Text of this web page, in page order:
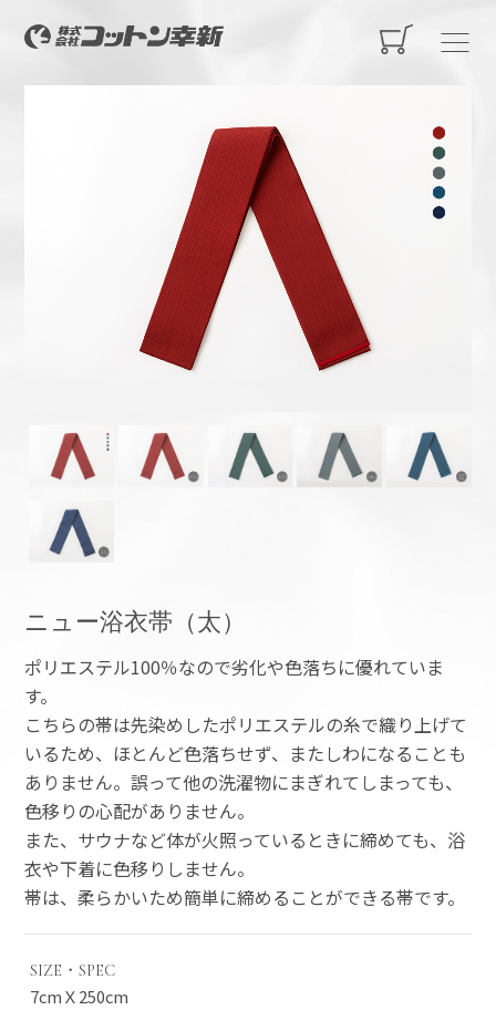
ニュー浴衣帯（太）
ポリエステル100％なので劣化や色落ちに優れていま
す。
こちらの帯は先染めしたポリエステルの糸で織り上げて
いるため、ほとんど色落ちせず、またしわになることも
ありません。誤って他の洗濯物にまぎれてしまっても、
色移りの心配がありません。
また、サウナなど体が火照っているときに締めても、浴
衣や下着に色移りしません。
帯は、柔らかいため簡単に締めることができる帯です。
SIZE・SPEC
7cmＸ250cm